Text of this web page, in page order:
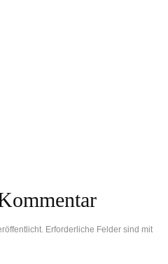
Erforderliche Felder sind mit